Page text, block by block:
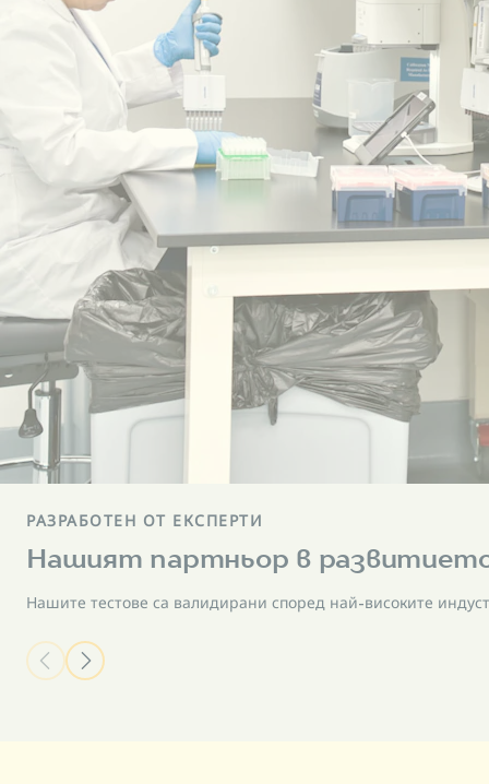
РАЗРАБОТЕН ОТ ЕКСПЕРТИ
Нашият партньор в
Нашите тестове са валидирани според най-високите